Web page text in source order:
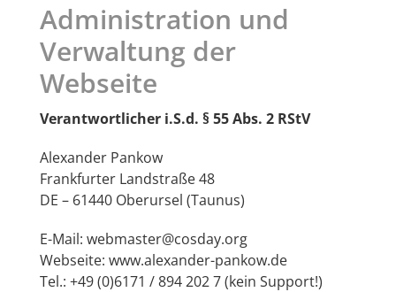
Administration und
Verwaltung der
Webseite
Verantwortlicher i.S.d. § 55 Abs. 2 RStV
Alexander Pankow
Frankfurter Landstraße 48
DE – 61440 Oberursel (Taunus)
E-Mail: webmaster@cosday.org
Webseite: www.alexander-pankow.de
Tel.: +49 (0)6171 / 894 202 7 (kein Support!)